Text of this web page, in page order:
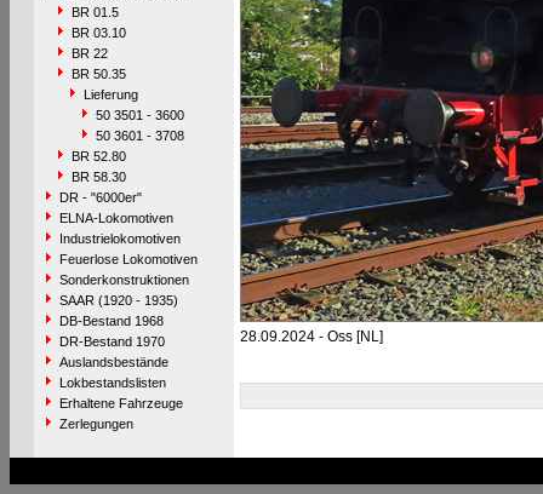
BR 01.5
BR 03.10
BR 22
BR 50.35
Lieferung
50 3501 - 3600
50 3601 - 3708
BR 52.80
BR 58.30
DR - "6000er"
ELNA-Lokomotiven
Industrielokomotiven
Feuerlose Lokomotiven
Sonderkonstruktionen
SAAR (1920 - 1935)
DB-Bestand 1968
DR-Bestand 1970
Auslandsbestände
Lokbestandslisten
Erhaltene Fahrzeuge
Zerlegungen
28.09.2024 - Oss [NL]